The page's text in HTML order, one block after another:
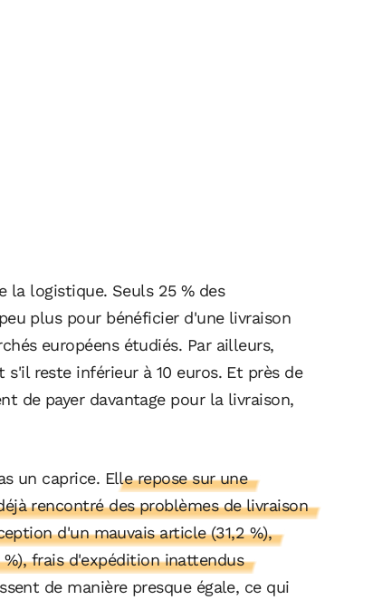
la logistique. Seuls 25 % des
plus pour bénéficier d'une livraison
européens étudiés. Par ailleurs,
reste inférieur à 10 euros. Et près de
de payer davantage pour la livraison,
un caprice. Elle repose sur une
rencontré des problèmes de livraison
d'un mauvais article (31,2 %),
%), frais d'expédition inattendus
de manière presque égale, ce qui